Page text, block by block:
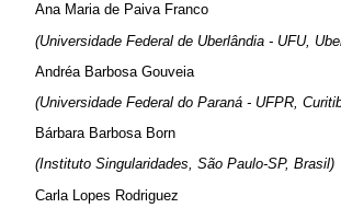
Ana Maria de Paiva Franco
(Universidade Federal de Uberlândia - UFU,
Andréa Barbosa Gouveia
(Universidade Federal do Paraná - UFPR,
Bárbara Barbosa Born
(Instituto Singularidades, São Paulo-SP, Brasil)
Carla Lopes Rodriguez